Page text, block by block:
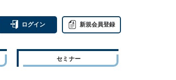
ログイン 新規会員登録
セミナー